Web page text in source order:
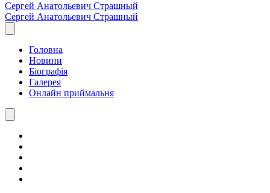
Сергей Анатольевич Страшный
Сергей Анатольевич Страшный
Головна
Новини
Біографія
Галерея
Онлайн приймальня